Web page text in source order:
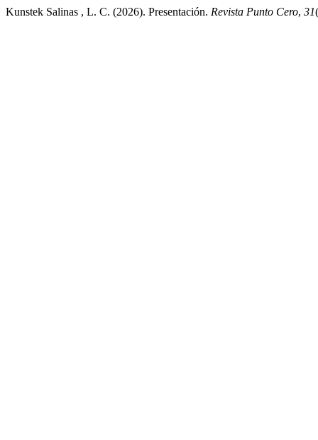
Kunstek Salinas , L. C. (2026). Presentación. Revista Punto Cero, 31